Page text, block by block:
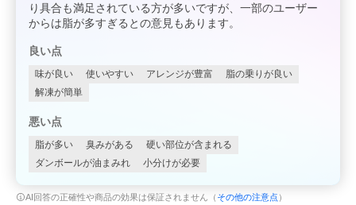
り具合も満足されている方が多いですが、一部のユーザー
からは脂が多すぎるとの意見もあります。
良い点
味が良い 使いやすい アレンジが豊富
脂の乗りが良い
解凍が簡単
悪い点
脂が多い 臭みがある
硬い部位が含まれる
ダンボールが油まみれ
小分けが必要
AI回答の正確性や商品の効果は保証されません（ その他の注意点 ）